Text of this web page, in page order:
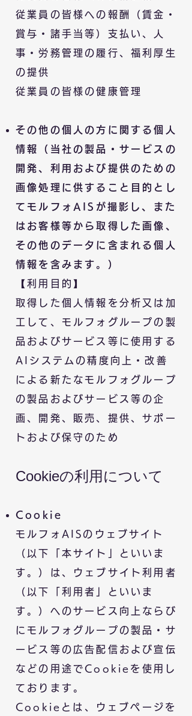
従業員の皆様への報酬（賃金・
賞与・諸手当等）支払い、人
事・労務管理の履行、福利厚生
の提供
従業員の皆様の健康管理
その他の個人の方に関する個人
情報（当社の製品・サービスの
開発、利用および提供のための
画像処理に供すること目的とし
てモルフォ ​AIS が撮影し、また
はお客様等から取得した画像、
その他のデータに含まれる個人
情報を含みます。）
【利用目的】
取得した個人情報を分析又は加
工して、モルフォグループの製
品およびサービス等に使用する
AIシステムの精度向上・改善
による新たなモルフォグループ
の製品およびサービス等の企
画、開発、販売、提供、サポー
トおよび保守のため
Cookieの利用について
Cookie
モルフォ ​AIS のウェブサイト
（以下「本サイト」といいま
す。）は、ウェブサイト利用者
（以下「利用者」といいま
す。）へのサービス向上ならび
にモルフォグループの製品・サ
ービス等の広告配信および宣伝
などの用途でCookieを使用し
ております。
Cookieとは、ウェブページを